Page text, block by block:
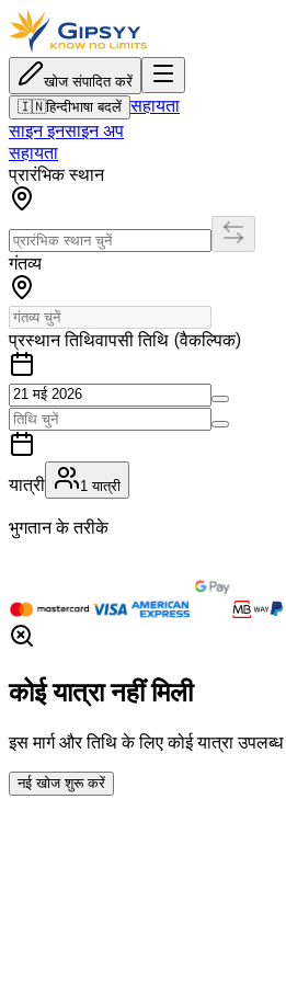
खोज संपादित करें
🇮🇳हिन्दीभाषा बदलें सहायता
साइन इनसाइन अप
सहायता
प्रारंभिक स्थान
गंतव्य
प्रस्थान तिथिवापसी तिथि (वैकल्पिक)
यात्री 1 यात्री
भुगतान के तरीके
कोई यात्रा नहीं मिली
इस मार्ग और तिथि के लिए कोई यात्रा
नई खोज शुरू करें